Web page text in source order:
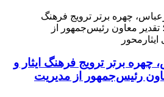
چهره برتر ترویج فرهنگ ایثار و
رئیس‌جمهور از مدیریت